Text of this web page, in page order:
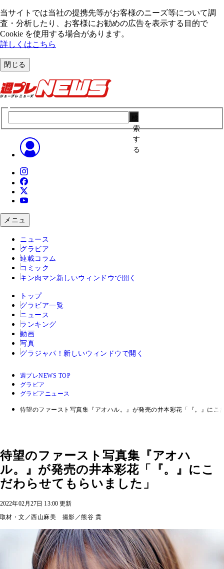
当サイトでは当社の提携先等がお客様のニーズ等について調
査・分析したり、お客様にお勧めの広告を表⽰する⽬的で
Cookie を使⽤する場合があります。
詳しくはこちら
閉じる
索
す
る
メニュ
ニュース
グラビア
連載コラム
コミック
キン肉マン 新しいウィンドウで開く
トップ
グラビア一覧
ニュース
ランキング
動画
写真
グラジャパ！ 新しいウィンドウで開く
週プレNEWS TOP
グラビア
グラビアニュース
待望のファースト写真集『アオハル。』が発売の井本彩花「『。』にこ
待望のファースト写真集『アオハ
ル。』が発売の井本彩花「『。』にこ
だわらせてもらいました」
2022年02月27日 13:00 更新
取材・文／西山麻美 撮影／熊谷 貫